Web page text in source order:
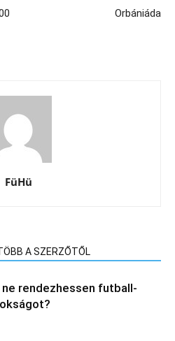
Orbániáda
FüHü
A SZERZŐTŐL
rendezhessen futball-